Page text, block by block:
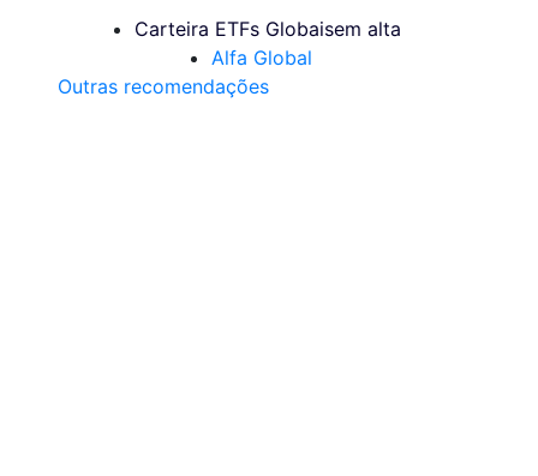
Carteira ETFs Globaisem alta
Alfa Global
Outras recomendações